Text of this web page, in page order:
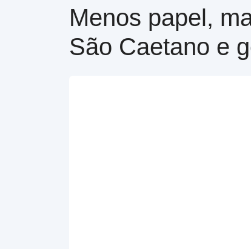
Menos papel,
São Caetano e